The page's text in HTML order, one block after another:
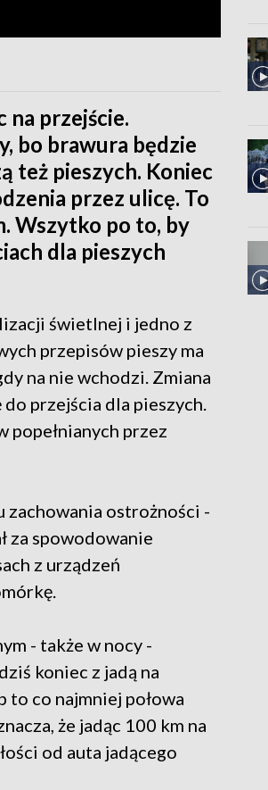
na przejście.
bo brawura będzie
też pieszych. Koniec
przez ulicę. To
Wszytko po to, by
dla pieszych
świetlnej i jedno z
przepisów pieszy ma
na nie wchodzi. Zmiana
przejścia dla pieszych.
popełnianych przez
zachowania ostrożności -
za spowodowanie
z urządzeń
- także w nocy -
koniec z jadą na
co najmniej połowa
że jadąc 100 km na
od auta jadącego